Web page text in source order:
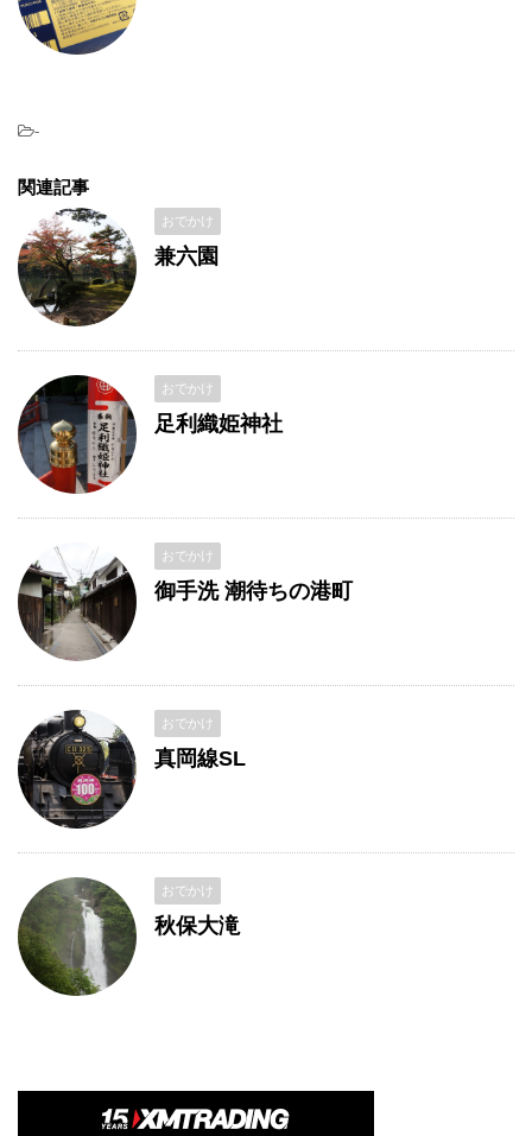
-
関連記事
おでかけ
兼六園
おでかけ
足利織姫神社
おでかけ
御手洗 潮待ちの港町
おでかけ
真岡線SL
おでかけ
秋保大滝